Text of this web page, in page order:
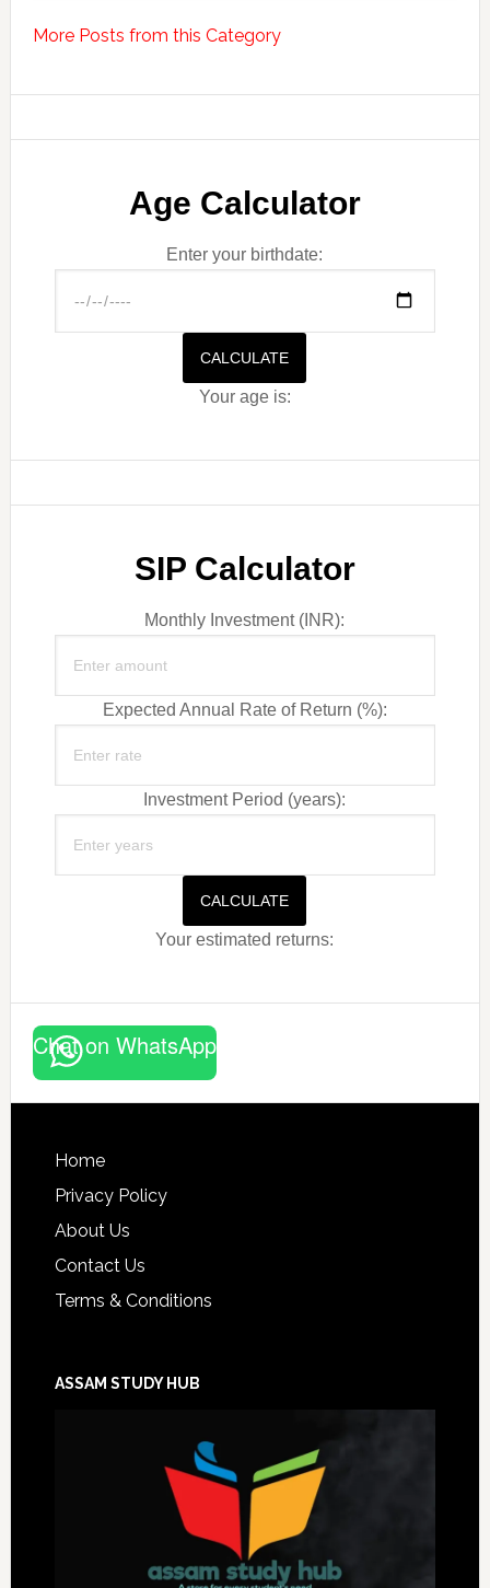
More Posts from this Category
Age Calculator
Enter your birthdate:
CALCULATE
Your age is:
SIP Calculator
Monthly Investment (INR):
Expected Annual Rate of Return (%):
Investment Period (years):
CALCULATE
Your estimated returns:
Chat on WhatsApp
Footer
Home
Privacy Policy
About Us
Contact Us
Terms & Conditions
ASSAM STUDY HUB